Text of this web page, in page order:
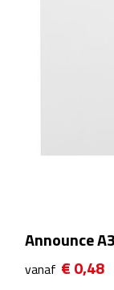
Veiligheidssets
Fiets
Fietsbellen
Announce
vanaf € 0,48